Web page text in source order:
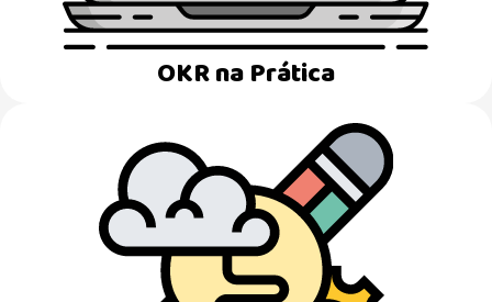
OKR na Prática